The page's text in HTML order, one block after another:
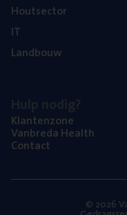
Hout­sec­tor
IT
Land­bouw
Klan­ten­zo­ne
Van­b­re­da Health
Con­tact
© 2026